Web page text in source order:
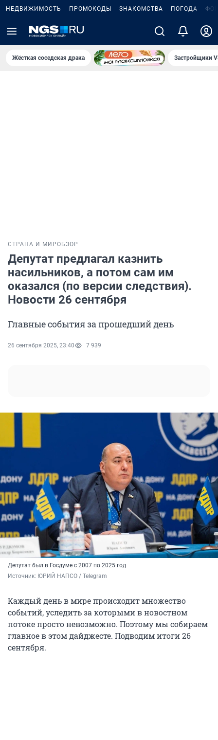
НЕДВИЖИМОСТЬ ПРОМОКОДЫ ЗНАКОМСТВА ПОГОДА
Жёсткая соседская драка Застройщики
СТРАНА И МИРОБЗОР
Депутат предлагал казнить
насильников, а потом сам им
оказался (по версии следствия).
Новости 26 сентября
Главные события за прошедший день
26 сентября 2025, 23:40 7 939
Депутат был в Госдуме с 2007 по 2025 год
Источник: ЮРИЙ НАПСО / Telegram
Каждый день в мире происходит множество
событий, уследить за которыми в новостном
потоке просто невозможно. Поэтому мы собираем
главное в этом дайджесте. Подводим итоги 26
сентября.